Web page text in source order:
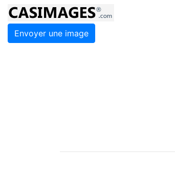
Envoyer une image